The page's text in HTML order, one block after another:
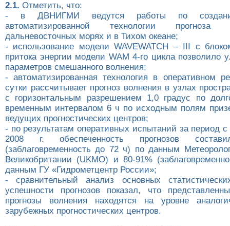
2.1. Отметить, что:
- в ДВНИГМИ ведутся работы по
автоматизированной технологии
дальневосточных морях и в Тихом океане;
- использование модели WAVEWATCH – III с
притока энергии модели WAM 4-го цикла позволило
параметров смешанного волнения;
- автоматизированная технология в оперативном
сутки рассчитывает прогноз волнения в узлах
с горизонтальным разрешением 1,0 градус по
временным интервалом 6 ч по исходным полям
ведущих прогностических центров;
- по результатам оперативных испытаний за период
2008 г. обеспеченность прогнозов
(заблаговременность до 72 ч) по данным
Великобритании (UKMO) и 80-91%
данным ГУ «Гидрометцентр России»;
- сравнительный анализ основных
успешности прогнозов показал, что
прогнозы волнения находятся на уровне
зарубежных прогностических центров.